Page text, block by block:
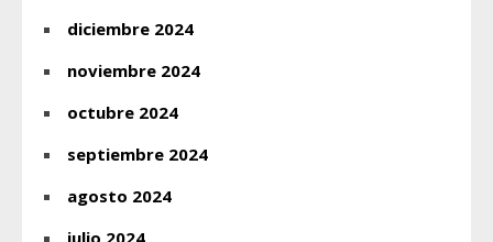
diciembre 2024
noviembre 2024
octubre 2024
septiembre 2024
agosto 2024